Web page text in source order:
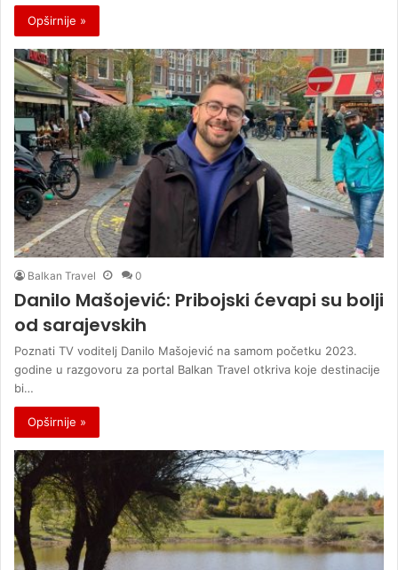
Opširnije »
Balkan Travel 0
Danilo Mašojević: Pribojski ćevapi su bolji
od sarajevskih
Poznati TV voditelj Danilo Mašojević na samom početku 2023.
godine u razgovoru za portal Balkan Travel otkriva koje destinacije
bi…
Opširnije »